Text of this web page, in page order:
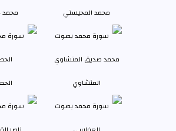
محمد المحيسني محمد
المنشاوي